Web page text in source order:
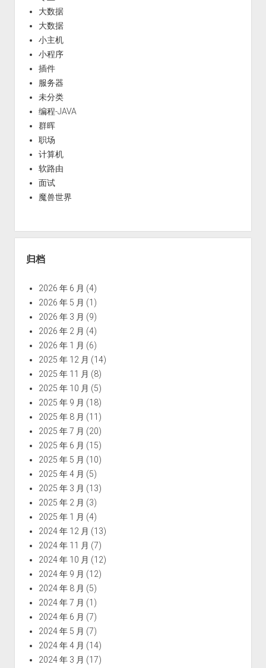
大数据
大数据
小主机
小程序
插件
服务器
未分类
编程-JAVA
群晖
职场
计算机
软路由
面试
魔兽世界
归档
2026 年 6 月 (4)
2026 年 5 月 (1)
2026 年 3 月 (9)
2026 年 2 月 (4)
2026 年 1 月 (6)
2025 年 12 月 (14)
2025 年 11 月 (8)
2025 年 10 月 (5)
2025 年 9 月 (18)
2025 年 8 月 (11)
2025 年 7 月 (20)
2025 年 6 月 (15)
2025 年 5 月 (10)
2025 年 4 月 (5)
2025 年 3 月 (13)
2025 年 2 月 (3)
2025 年 1 月 (4)
2024 年 12 月 (13)
2024 年 11 月 (7)
2024 年 10 月 (12)
2024 年 9 月 (12)
2024 年 8 月 (5)
2024 年 7 月 (1)
2024 年 6 月 (7)
2024 年 5 月 (7)
2024 年 4 月 (14)
2024 年 3 月 (17)